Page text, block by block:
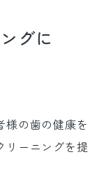
グに
様の歯の健康を
リーニングを提